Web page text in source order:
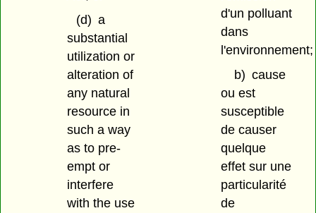
(d) a
substantial
utilization or
alteration of
any natural
resource in
such a way
as to pre-
empt or
interfere
with the use
d'un polluant
dans
l'environnement;
b) cause
ou est
susceptible
de causer
quelque
effet sur une
particularité
de